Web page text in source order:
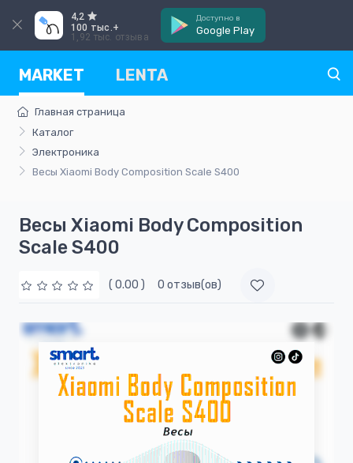
4,2
100 тыс.+
1,92 тыс. отзыва
Доступно в
Google Play
MARKET LENTA
Главная страница
Каталог
Электроника
Весы Xiaomi Body Composition Scale S400
Весы Xiaomi Body Composition
Scale S400
( 0.00 ) 0 отзыв(ов)